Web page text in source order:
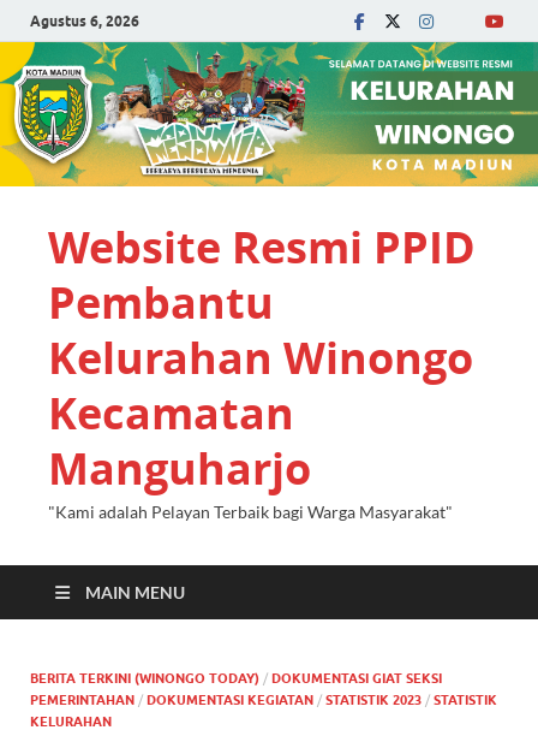
Agustus 6, 2026
Website Resmi PPID
Pembantu
Kelurahan Winongo
Kecamatan
Manguharjo
"Kami adalah Pelayan Terbaik bagi Warga Masyarakat"
MAIN MENU
BERITA TERKINI (WINONGO TODAY) / DOKUMENTASI GIAT SEKSI
PEMERINTAHAN / DOKUMENTASI KEGIATAN / STATISTIK 2023 / STATISTIK
KELURAHAN